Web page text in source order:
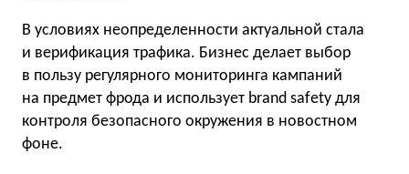
В условиях неопределенности актуальной стала
и верификация трафика. Бизнес делает выбор
в пользу регулярного мониторинга кампаний
на предмет фрода и использует brand safety для
контроля безопасного окружения в новостном
фоне.